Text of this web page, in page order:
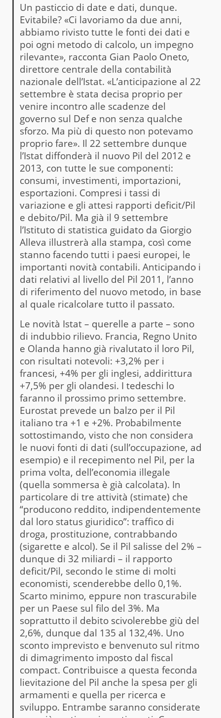
Un pasticcio di date e dati, dunque.
Evitabile? «Ci lavoriamo da due anni,
abbiamo rivisto tutte le fonti dei dati e
poi ogni metodo di calcolo, un impegno
rilevante», racconta Gian Paolo Oneto,
direttore centrale della contabilità
nazionale dell’Istat. «L’anticipazione al 22
settembre è stata decisa proprio per
venire incontro alle scadenze del
governo sul Def e non senza qualche
sforzo. Ma più di questo non potevamo
proprio fare». Il 22 settembre dunque
l’Istat diffonderà il nuovo Pil del 2012 e
2013, con tutte le sue componenti:
consumi, investimenti, importazioni,
esportazioni. Compresi i tassi di
variazione e gli attesi rapporti deficit/Pil
e debito/Pil. Ma già il 9 settembre
l’Istituto di statistica guidato da Giorgio
Alleva illustrerà alla stampa, così come
stanno facendo tutti i paesi europei, le
importanti novità contabili. Anticipando i
dati relativi al livello del Pil 2011, l’anno
di riferimento del nuovo metodo, in base
al quale ricalcolare tutto il passato.
Le novità Istat – querelle a parte – sono
di indubbio rilievo. Francia, Regno Unito
e Olanda hanno già rivalutato il loro Pil,
con risultati notevoli: +3,2% per i
francesi, +4% per gli inglesi, addirittura
+7,5% per gli olandesi. I tedeschi lo
faranno il prossimo primo settembre.
Eurostat prevede un balzo per il Pil
italiano tra +1 e +2%. Probabilmente
sottostimando, visto che non considera
le nuovi fonti di dati (sull’occupazione, ad
esempio) e il recepimento nel Pil, per la
prima volta, dell’economia illegale
(quella sommersa è già calcolata). In
particolare di tre attività (stimate) che
“producono reddito, indipendentemente
dal loro status giuridico”: traffico di
droga, prostituzione, contrabbando
(sigarette e alcol). Se il Pil salisse del 2% –
dunque di 32 miliardi – il rapporto
deficit/Pil, secondo le stime di molti
economisti, scenderebbe dello 0,1%.
Scarto minimo, eppure non trascurabile
per un Paese sul filo del 3%. Ma
soprattutto il debito scivolerebbe giù del
2,6%, dunque dal 135 al 132,4%. Uno
sconto imprevisto e benvenuto sul ritmo
di dimagrimento imposto dal fiscal
compact. Contribuisce a questa feconda
lievitazione del Pil anche la spesa per gli
armamenti e quella per ricerca e
sviluppo. Entrambe saranno considerate